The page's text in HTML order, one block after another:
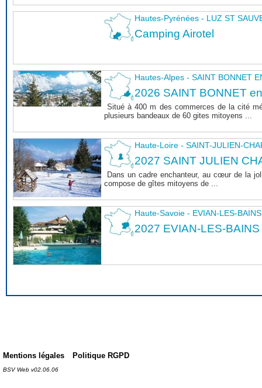
Hautes-Pyrénées - LUZ ST
Camping Airotel
Hautes-Alpes - SAINT BONNET
2026 SAINT BONNET
Situé à 400 m des commerces de la cité
plusieurs bandeaux de 60 gites mitoyens ...
Haute-Loire - SAINT-JULIEN-
2027 SAINT JULIEN
Dans un cadre enchanteur, au cœur de la
compose de gîtes mitoyens de ...
Haute-Savoie - EVIAN-LES-BAINS
2027 EVIAN-LES-BAINS
Mentions légales Politique RGPD
BSV Web v02.06.06